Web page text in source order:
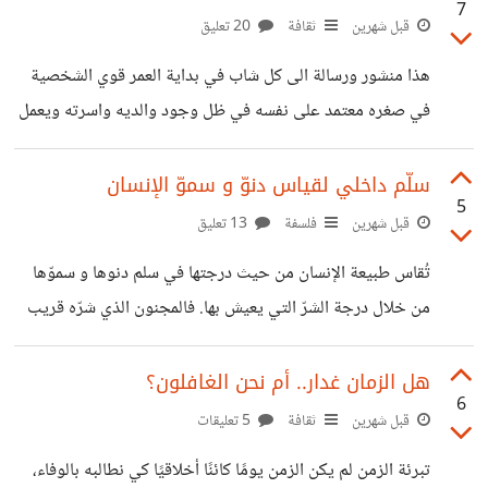
القانونية للموظف المستقيل. لكن في فقه القيادة الإدارية والوعي
الأهمية؛ فهو اللحظة التي تُكشف فيها الأقنعة، وتُغلق فيها الأبواب
بكرامة، وتُصان فيها العلاقات من التآكل. لو أردنا تلمّس أعمق
وأرقى نموذج لـ "مقابلة
7
قبل شهرين ثقافة
هذا منشور ورسالة الى كل شاب في بداية العمر قوي الشخصية
في صغره معتمد على نفسه في ظل وجود والديه واسرته ويعمل
ويحصد تعبه وكده في اخر اليوم او اخر الشهر لا تنسى نفسك .
اهتم بنفسك لا تسرف اشتر ما يجعلك تكبر في حلمك اسس ارض
صلبة للمستقبل لا تقبل ان تكون ضحية ولا تقبل ان يمارس عليك
الصلبة التي بنيتها لا تجعلها حلا لكل احد لا تعجل
5
سلّم داخلي لقياس دنوّ و سموّ الإنسان
قبل شهرين فلسفة
تُقاس طبيعة الإنسان من حيث درجتها في سلم دنوها و سموّها
من خلال درجة الشرّ التي يعيش بها. فالمجنون الذي شرّه قريب
أي ذلك الذي لا يستطيع أن يكبح أدنى مستوى من الشرّ لدى
الإنسان ألا و هو تجاوز الحدّ تجاه إنسان لا يعرفه أي ممارسة أول
شرّ يخطر على بال الإنسان تجاه الإنسان ألا و هو مضايقته من
6
هل الزمان غدار.. أم نحن الغافلون؟
قبل شهرين ثقافة
تبرئة الزمن لم يكن الزمن يومًا كائنًا أخلاقيًا كي نطالبه بالوفاء،